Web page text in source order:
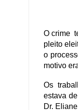
O crime
pleito
o
motivo
Os
estava
Dr.